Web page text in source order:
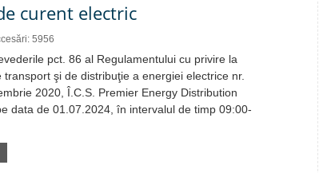
curent electric
5956
pct. 86 al Regulamentului cu privire la
şi de distribuţie a energiei electrice nr.
2020, Î.C.S. Premier Energy Distribution
data de 01.07.2024, în intervalul de timp 09:00-